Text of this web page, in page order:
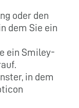
oder den
dem Sie ein
ein Smiley-
in dem